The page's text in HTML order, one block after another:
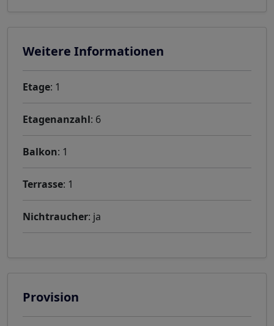
Weitere Informationen
Etage: 1
Etagenanzahl: 6
Balkon: 1
Terrasse: 1
Nichtraucher: ja
Provision